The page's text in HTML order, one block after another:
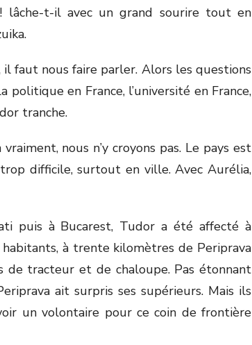
lâche-t-il avec un grand sourire tout en
il faut nous faire parler. Alors les questions
politique en France, l’université en France,
tranche.
nous n’y croyons pas. Le pays est
difficile, surtout en ville. Avec Aurélia,
puis à Bucarest, Tudor a été affecté à
à trente kilomètres de Periprava
de tracteur et de chaloupe. Pas étonnant
ait surpris ses supérieurs. Mais ils
un volontaire pour ce coin de frontière